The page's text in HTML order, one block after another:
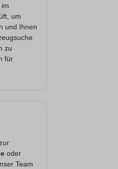
um
und Ihnen
zu
für
oder
Team